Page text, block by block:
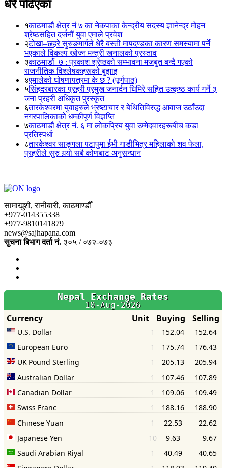
धेरै पढिएका
१काठमाडौं क्षेत्र नं ७ का नेकपाका केन्द्रीय सदस्य ज्ञानेन्द्र मोहन
श्रेष्ठसहित दर्जनौं युवा एमाले प्रवेश
२टोखा–छहरे सुरुङमार्गले धेरै बस्ती मापदण्डका कारण समस्यामा पर्ने
भएकाले विकल्प खोज्न मन्त्री खनालको प्रस्ताव
३काठमाडौं–७ : प्रकाश श्रेष्ठको सम्भावना मजबुत बन्दै गएको
राजनीतिक विश्लेषकहरूको बुझाइ
४एमालेको घोषणापत्रमा के छ ? (पूर्णपाठ)
५सिंहदरबारका प्रहरी प्रमुख जनार्दन घिमिरे सहित उत्कृष्ठ कार्य गर्ने ३
जना प्रहरी अधिकृत पुरस्कृत
६तारकेश्वरमा युवाहरुले भ्रष्टाचार र बेथितिविरुद्ध आवाज उठाँउदा
नगरपालिकाको धम्कीपूर्ण विज्ञप्ति
७काठमाडौं क्षेत्र नं. ६ मा लोकप्रिय युवा उम्मेदवारहरूबीच कडा
प्रतिस्पर्धा
८तारकेश्वर साङ्गला पटापुमा ईभी गाडीभित्र महिलाको शव फेला,
प्रहरीले सुरु गर्‍यो सबै कोणबाट अनुसन्धान
सामाखुशी, रानीबारी, काठमाण्डौँ
+977-014355338
+977-9810141879
news@sajhapana.com
सुचना बिभाग दर्ता नं. ३०५ / ०७२-०७३